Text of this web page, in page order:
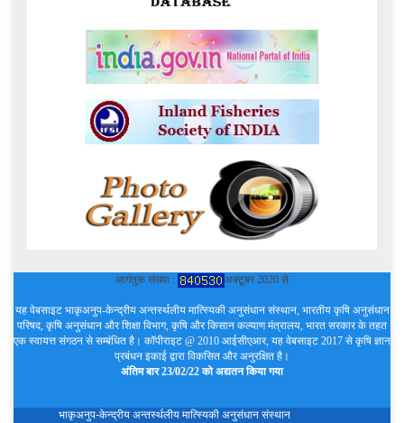
आगंतुक संख्या : अक्टूबर 2020 से
यह वेबसाइट भाकृअनुप-केन्द्रीय अन्तर्स्थलीय मात्स्यिकी अनुसंधान संस्थान, भारतीय कृषि अनुसंधान
परिषद, कृषि अनुसंधान और शिक्षा विभाग, कृषि और किसान कल्याण मंत्रालय, भारत सरकार के तहत
एक स्वायत्त संगठन से सम्बंधित है। कॉपीराइट @ 2010 आईसीएआर, यह वेबसाइट 2017 से कृषि ज्ञान
प्रबंधन इकाई द्वारा विकसित और अनुरक्षित है।
अंतिम बार 23/02/22 को अद्यतन किया गया
भाकृअनुप-केन्द्रीय अन्तर्स्थलीय मात्स्यिकी अनुसंधान संस्थान